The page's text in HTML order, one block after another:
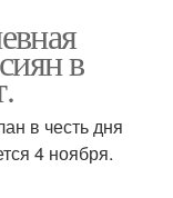
в
в честь дня
4 ноября.